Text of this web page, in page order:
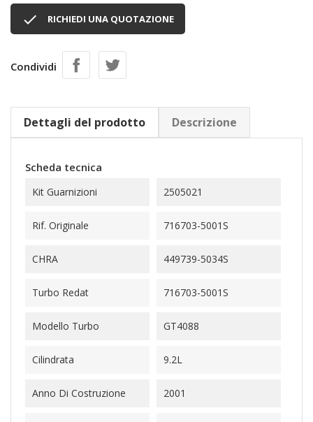
 RICHIEDI UNA QUOTAZIONE
Condividi
Dettagli del prodotto Descrizione
Scheda tecnica
Kit Guarnizioni 2505021
Rif. Originale 716703-5001S
CHRA 449739-5034S
Turbo Redat 716703-5001S
Modello Turbo GT4088
Cilindrata 9.2L
Anno Di Costruzione 2001